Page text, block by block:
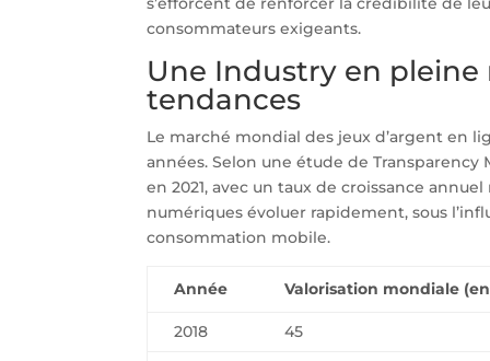
consommateurs exigeants.
Une Industry en
tendances
Le marché mondial des jeux d’argent en
années. Selon une étude de Transparency
en 2021, avec un taux de croissance
numériques évoluer rapidement, sous
consommation mobile.
Année Valorisation mondiale
2018 45